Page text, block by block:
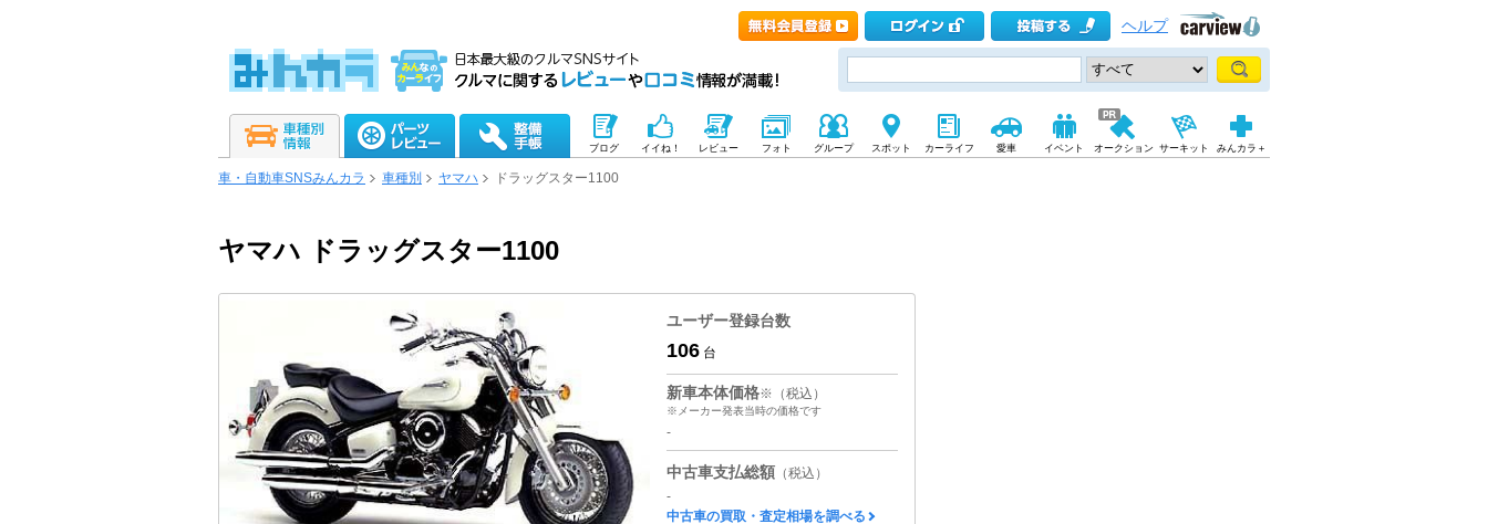
ヘルプ
ブログ イイね！ レビュー フォト グループ スポット カーライフ 愛車 イベント オークション サーキット みんカラ＋
車・自動車SNSみんカラ 車種別 ヤマハ ドラッグスター1100
ヤマハ ドラッグスター1100
ユーザー登録台数
106 台
新車本体価格※（税込）
※メーカー発表当時の価格です
-
中古車支払総額 （税込）
-
中古車の買取・査定相場を調べる